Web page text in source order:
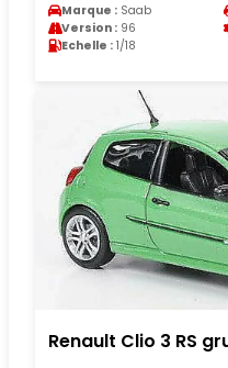
Marque : Saab
Version : 96
Echelle : 1/18
Renault Clio 3 RS